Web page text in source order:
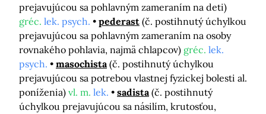
prejavujúcou sa pohlavným zameraním na deti)
gréc. lek. psych. pederast (č. postihnutý úchylkou
prejavujúcou sa pohlavným zameraním na osoby
rovnakého pohlavia, najmä chlapcov) gréc. lek.
psych.
masochista (č. postihnutý úchylkou
prejavujúcou sa potrebou vlastnej fyzickej bolesti al.
poníženia) vl. m. lek. sadista (č. postihnutý
úchylkou prejavujúcou sa násilím, krutosťou,